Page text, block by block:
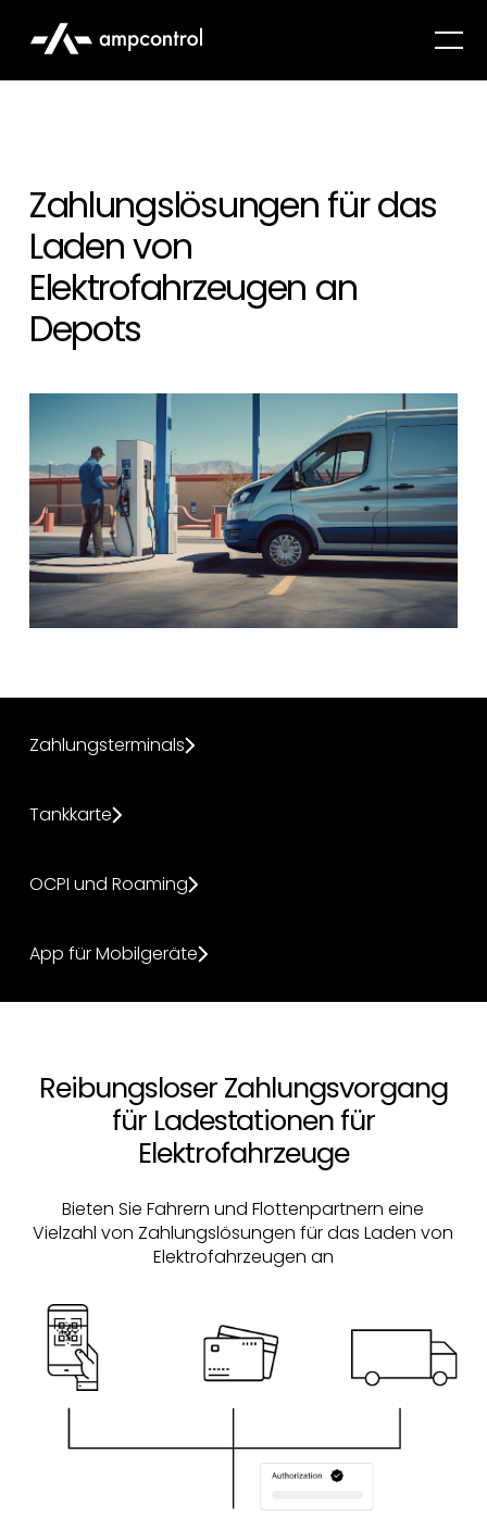
Zahlungslösungen für das
Laden von
Elektrofahrzeugen an
Depots
Zahlungsterminals
Tankkarte
OCPI und Roaming
App für Mobilgeräte
Reibungsloser Zahlungsvorgang
für Ladestationen für
Elektrofahrzeuge
Bieten Sie Fahrern und Flottenpartnern eine
Vielzahl von Zahlungslösungen für das Laden von
Elektrofahrzeugen an